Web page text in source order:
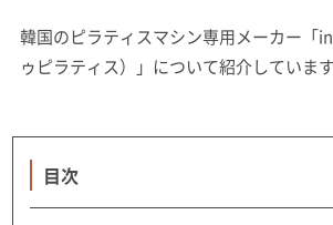
韓国のピラティスマシン専用メーカー「
ゥピラティス）」について紹介しています
目次